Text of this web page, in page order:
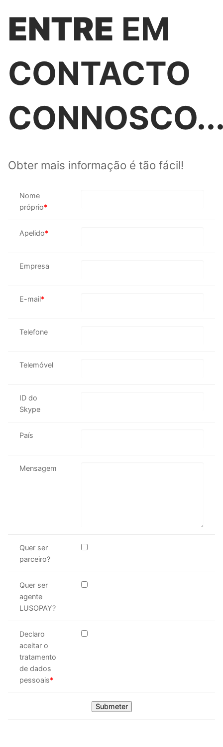
ENTRE EM
CONTACTO
Obter mais informação é tão fácil!
Nome
próprio*
Apelido*
Empresa
E-mail*
Telefone
Telemóvel
ID do
Skype
País
Mensagem
Quer ser
parceiro?
Quer ser
agente
LUSOPAY?
Declaro
aceitar o
tratamento
de dados
pessoais*